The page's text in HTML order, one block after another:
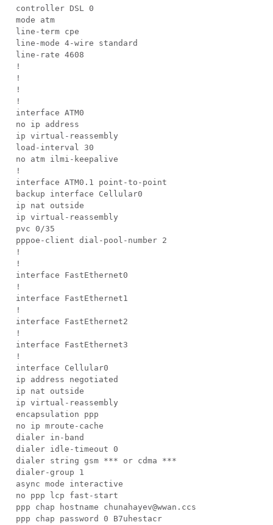
controller DSL 0
mode atm
line-term cpe
line-mode 4-wire standard
line-rate 4608
!
!
!
!
interface ATM0
no ip address
ip virtual-reassembly
load-interval 30
no atm ilmi-keepalive
!
interface ATM0.1 point-to-point
backup interface Cellular0
ip nat outside
ip virtual-reassembly
pvc 0/35
pppoe-client dial-pool-number 2
!
!
interface FastEthernet0
!
interface FastEthernet1
!
interface FastEthernet2
!
interface FastEthernet3
!
interface Cellular0
ip address negotiated
ip nat outside
ip virtual-reassembly
encapsulation ppp
no ip mroute-cache
dialer in-band
dialer idle-timeout 0
dialer string gsm *** or cdma ***
dialer-group 1
async mode interactive
no ppp lcp fast-start
ppp chap hostname chunahayev@wwan.ccs
ppp chap password 0 B7uhestacr